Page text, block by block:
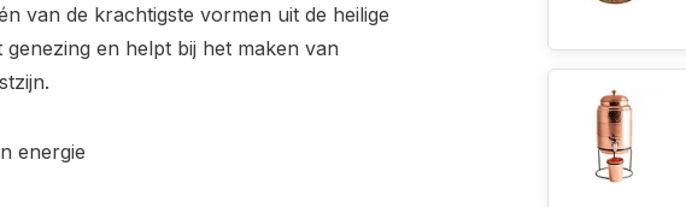
van de krachtigste vormen uit de heilige
en helpt bij het maken van
energie